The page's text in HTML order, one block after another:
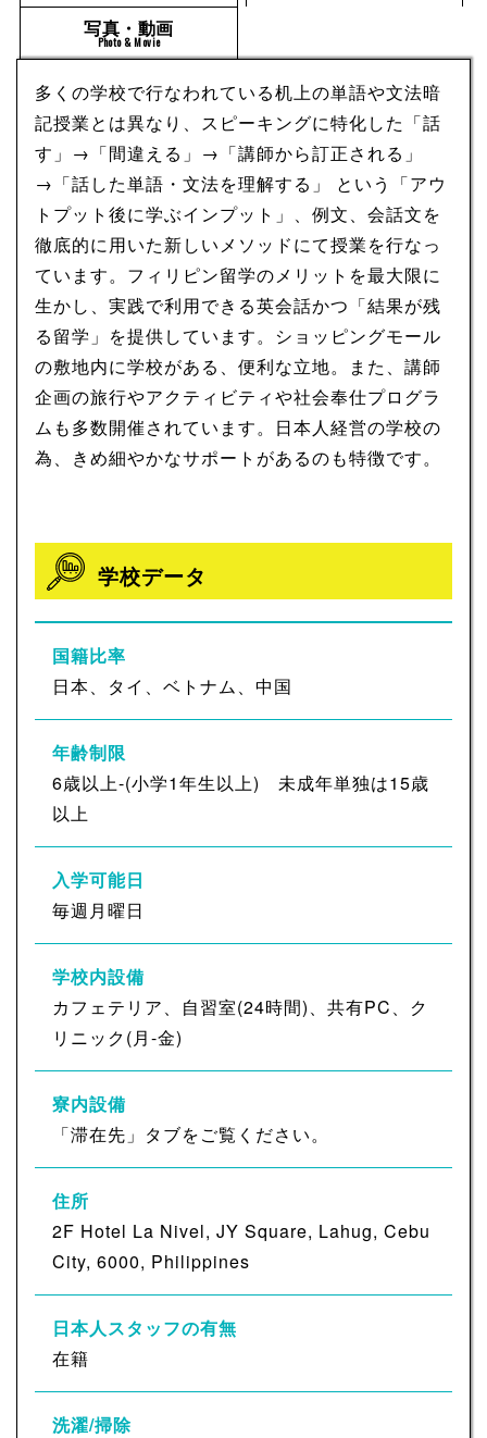
写真・動画
Photo & Movie
多くの学校で行なわれている机上の単語や文法暗
記授業とは異なり、スピーキングに特化した「話
す」→「間違える」→「講師から訂正される」
→「話した単語・文法を理解する」 という「アウ
トプット後に学ぶインプット」、例文、会話文を
徹底的に用いた新しいメソッドにて授業を行なっ
ています。フィリピン留学のメリットを最大限に
生かし、実践で利用できる英会話かつ「結果が残
る留学」を提供しています。ショッピングモール
の敷地内に学校がある、便利な立地。また、講師
企画の旅行やアクティビティや社会奉仕プログラ
ムも多数開催されています。日本人経営の学校の
為、きめ細やかなサポートがあるのも特徴です。
学校データ
国籍比率
日本、タイ、ベトナム、中国
年齢制限
6歳以上-(小学1年生以上) 未成年単独は15歳
以上
入学可能日
毎週月曜日
学校内設備
カフェテリア、自習室(24時間)、共有PC、ク
リニック(月-金)
寮内設備
「滞在先」タブをご覧ください。
住所
2F Hotel La Nivel, JY Square, Lahug, Cebu
City, 6000, Philippines
日本人スタッフの有無
在籍
洗濯/掃除